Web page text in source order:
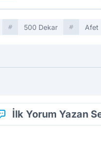
500 Dekar Afet
İlk Yorum Yazan